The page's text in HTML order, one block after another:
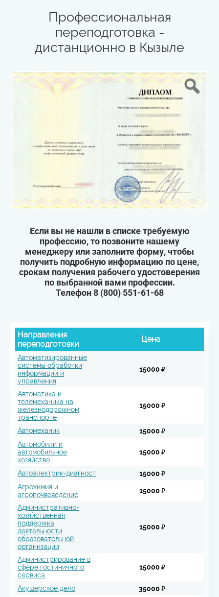
Профессиональная
переподготовка -
дистанционно в Кызыле
Если вы не нашли в списке требуемую
профессию, то позвоните нашему
менеджеру или заполните форму, чтобы
получить подробную информацию по цене,
срокам получения рабочего удостоверения
по выбранной вами профессии.
Телефон8 (800) 551-61-68
Направления
переподготовки
Цена
Автоматизированные
системы обработки
информации и
управления
15000 ₽
Автоматика и
телемеханика на
железнодорожном
транспорте
15000 ₽
Автомеханик
15000 ₽
Автомобили и
автомобильное
хозяйство
15000 ₽
Автоэлектрик-диагност
15000 ₽
Агрохимия и
агропочвоведение
15000 ₽
Административно-
хозяйственная
поддержка
деятельности
образовательной
организации
15000 ₽
Администрирование в
сфере гостиничного
сервиса
15000 ₽
Акушерское дело
35000 ₽